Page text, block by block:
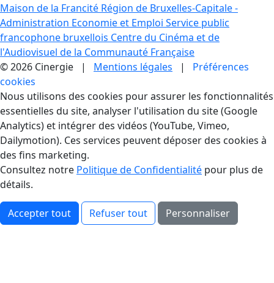
Maison de la Francité Région de Bruxelles-Capitale -
Administration Economie et Emploi Service public
francophone bruxellois Centre du Cinéma et de
l'Audiovisuel de la Communauté Française
© 2026 Cinergie | Mentions légales | Préférences
cookies
Gestion des Cookies
Nous utilisons des cookies pour assurer les fonctionnalités
essentielles du site, analyser l'utilisation du site (Google
Analytics) et intégrer des vidéos (YouTube, Vimeo,
Dailymotion). Ces services peuvent déposer des cookies à
des fins marketing.
Consultez notre Politique de Confidentialité pour plus de
détails.
Accepter tout Refuser tout Personnaliser